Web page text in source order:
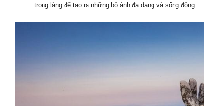
trong làng để tạo ra những bộ ảnh đa dạng và sống động.